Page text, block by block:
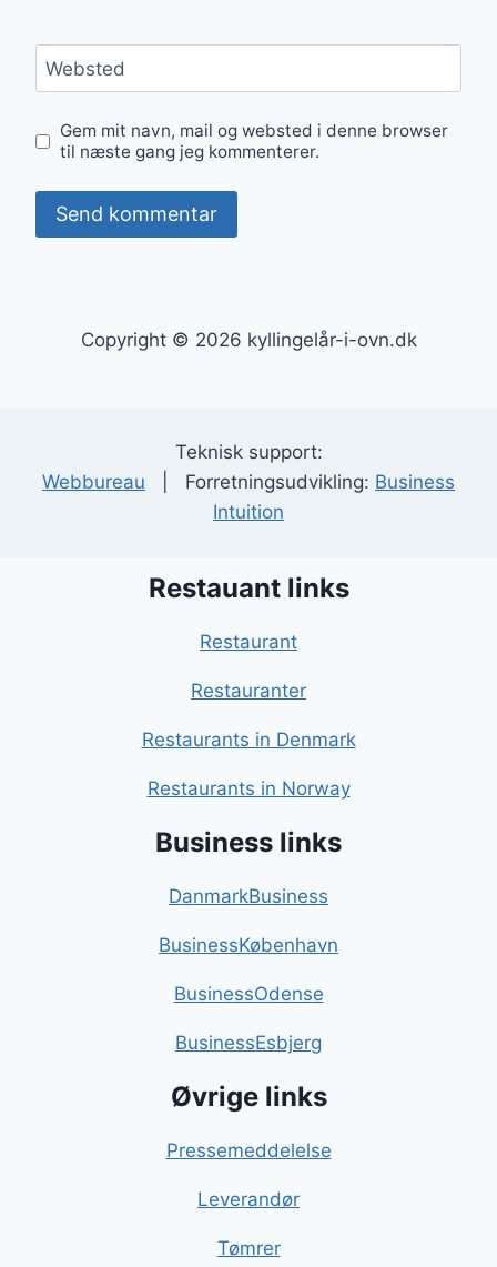
Websted
Gem mit navn, mail og websted i denne browser
til næste gang jeg kommenterer.
Copyright © 2026 kyllingelår-i-ovn.dk
Teknisk support:
Webbureau | Forretningsudvikling: Business
Intuition
Restauant links
Restaurant
Restauranter
Restaurants in Denmark
Restaurants in Norway
Business links
DanmarkBusiness
BusinessKøbenhavn
BusinessOdense
BusinessEsbjerg
Øvrige links
Pressemeddelelse
Leverandør
Tømrer